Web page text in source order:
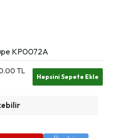
KP0072A
TL